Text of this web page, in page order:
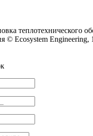
теплотехнического
© Ecosystem Engineering,